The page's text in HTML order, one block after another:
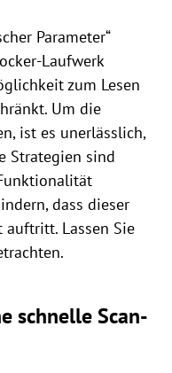
Parameter“
Laufwerk
zum Lesen
Um die
ist es unerlässlich,
Strategien sind
dass dieser
auftritt. Lassen Sie
schnelle Scan-